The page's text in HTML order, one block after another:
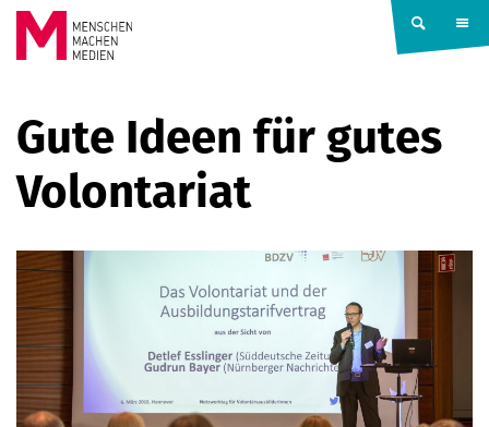
Springe zum Inhalt
MACHEN
MEDIEN
Gute Ideen für gutes
Volontariat